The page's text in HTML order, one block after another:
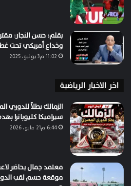
بقلم: حسن النجار:
وخداع أمريكي تحت
11:02 م3 يونيو، 2025
اخر الاخبار الرياضية
الزمالك بطلاً للدوري
سيراميكا كليوباترا
6:44 م21 مايو، 2026
معتمد جمال يحاضر
موقعة حسم لقب